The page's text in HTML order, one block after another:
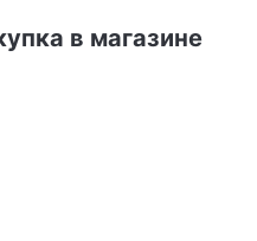
в магазине